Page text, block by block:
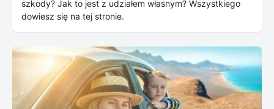
szkody? Jak to jest z udziałem własnym? Wszystkiego
dowiesz się na tej stronie.